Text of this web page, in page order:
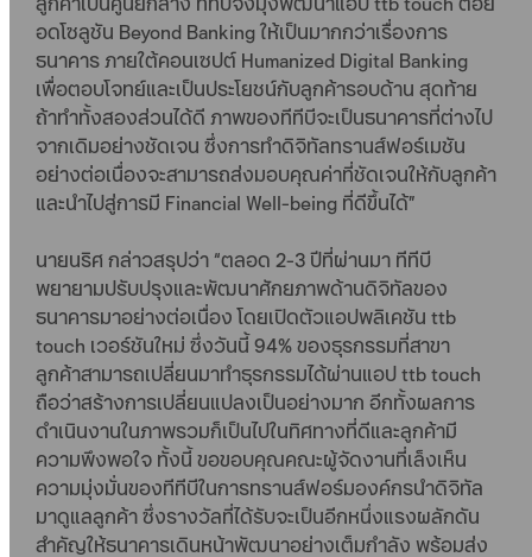
อดโซลูชัน Beyond Banking ให้เป็นมากกว่าเรื่องการ
ธนาคาร ภายใต้คอนเซปต์ Humanized Digital Banking
เพื่อตอบโจทย์และเป็นประโยชน์กับลูกค้ารอบด้าน สุดท้าย
ถ้าทำทั้งสองส่วนได้ดี ภาพของทีทีบีจะเป็นธนาคารที่ต่างไป
จากเดิมอย่างชัดเจน ซึ่งการทำดิจิทัลทรานส์ฟอร์เมชัน
อย่างต่อเนื่องจะสามารถส่งมอบคุณค่าที่ชัดเจนให้กับลูกค้า
และนำไปสู่การมี Financial Well-being ที่ดีขึ้นได้”
นายนริศ กล่าวสรุปว่า “ตลอด 2-3 ปีที่ผ่านมา ทีทีบี
พยายามปรับปรุงและพัฒนาศักยภาพด้านดิจิทัลของ
ธนาคารมาอย่างต่อเนื่อง โดยเปิดตัวแอปพลิเคชัน ttb
touch เวอร์ชันใหม่ ซึ่งวันนี้ 94% ของธุรกรรมที่สาขา
ลูกค้าสามารถเปลี่ยนมาทำธุรกรรมได้ผ่านแอป ttb touch
ถือว่าสร้างการเปลี่ยนแปลงเป็นอย่างมาก อีกทั้งผลการ
ดำเนินงานในภาพรวมก็เป็นไปในทิศทางที่ดีและลูกค้ามี
ความพึงพอใจ ทั้งนี้ ขอขอบคุณคณะผู้จัดงานที่เล็งเห็น
ความมุ่งมั่นของทีทีบีในการทรานส์ฟอร์มองค์กรนำดิจิทัล
มาดูแลลูกค้า ซึ่งรางวัลที่ได้รับจะเป็นอีกหนึ่งแรงผลักดัน
สำคัญให้ธนาคารเดินหน้าพัฒนาอย่างเต็มกำลัง พร้อมส่ง